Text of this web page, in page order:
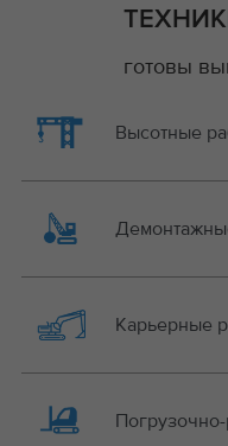
готовы
Высотные
Карьерные